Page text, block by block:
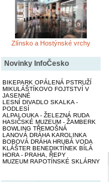
Zlínsko a Hostýnské vrchy
Novinky InfoČesko
BIKEPARK OPÁLENÁ PSTRUŽÍ
MIKULÁŠTÍKOVO FOJTSTVÍ V
JASENNÉ
LESNÍ DIVADLO SKALKA -
PODLESÍ
ALPALOUKA - ŽELEZNÁ RUDA
HASIČSKÉ MUZEUM - ŽAMBERK
BOWLING TŘEMOŠNÁ
LANOVÁ DRÁHA KAROLINKA
BOBOVÁ DRÁHA HRUBÁ VODA
KLÁŠTER BENEDIKTÍNEK BÍLÁ
HORA - PRAHA, ŘEPY
MUZEUM RAPOTÍNSKÉ SKLÁRNY